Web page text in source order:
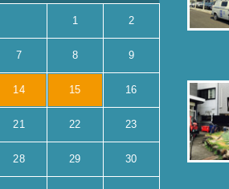
1 2
7 8 9
14 15 16
21 22 23
28 29 30